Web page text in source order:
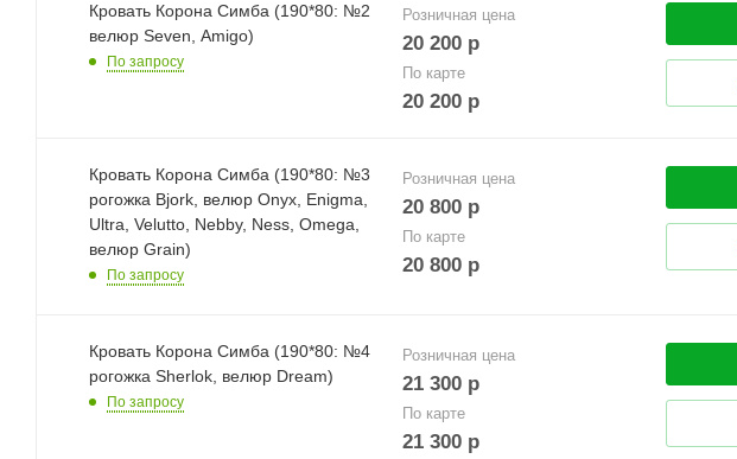
Кровать Корона Симба (190*80: №2
велюр Seven, Amigo)
По запросу
Розничная цена
20 200р
По карте
20 200р
Кровать Корона Симба (190*80: №3
рогожка Bjork, велюр Onyx, Enigma,
Ultra, Velutto, Nebby, Ness, Omega,
велюр Grain)
По запросу
Розничная цена
20 800р
По карте
20 800р
Кровать Корона Симба (190*80: №4
рогожка Sherlok, велюр Dream)
По запросу
Розничная цена
21 300р
По карте
21 300р